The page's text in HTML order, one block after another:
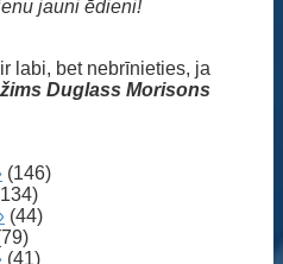
jauni ēdieni!
labi, bet nebrīnieties, ja
Duglass Morisons
(146)
(44)
(41)